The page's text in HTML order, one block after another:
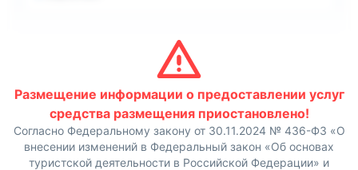
После насыщенного дня посетите нашу сауну. Здесь вы
можете попариться в парной, что не только приятно, но
и полезно для здоровья: расслабляются мышцы,
улучшается кровообращение и повышается иммунитет.
В лесу можно насобирать грибов и ягод. Чистый воздух
и близость к кристально чистым водоемов сделает Ваш
отдых незабываемым.
Размещение информации о предоставлении услуг
средства размещения приостановлено!
Согласно Федеральному закону от 30.11.2024 № 436-ФЗ «О
внесении изменений в Федеральный закон «Об основах
туристской деятельности в Российской Федерации» и